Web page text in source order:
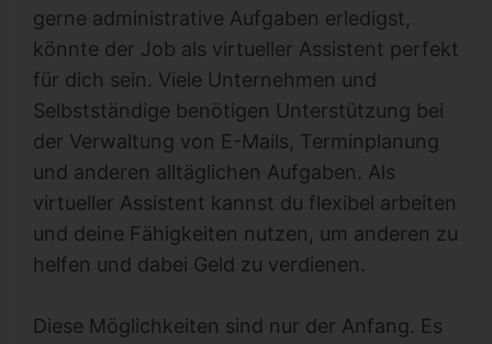
gerne administrative Aufgaben erledigst,
könnte der Job als virtueller Assistent perfekt
für dich sein. Viele Unternehmen und
Selbstständige benötigen Unterstützung bei
der Verwaltung von E-Mails, Terminplanung
und anderen alltäglichen Aufgaben. Als
virtueller Assistent kannst du flexibel arbeiten
und deine Fähigkeiten nutzen, um anderen zu
helfen und dabei Geld zu verdienen.
Diese Möglichkeiten sind nur der Anfang. Es